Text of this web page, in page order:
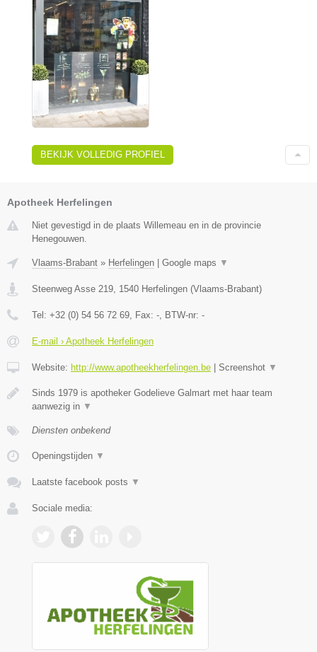
BEKIJK VOLLEDIG PROFIEL
Apotheek Herfelingen
Niet gevestigd in de plaats Willemeau en in de provincie
Henegouwen.
Vlaams-Brabant » Herfelingen Google maps ▼
Steenweg Asse 219 1540 Herfelingen (Vlaams-Brabant)
Tel: +32 (0) 54 56 72 69 , Fax: - , BTW-nr: -
E-mail › Apotheek Herfelingen
Website: http://www.apotheekherfelingen.be Screenshot ▼
Sinds 1979 is apotheker Godelieve Galmart met haar team
aanwezig in ▼
Diensten onbekend
Openingstijden ▼
Laatste facebook posts ▼
Sociale media: